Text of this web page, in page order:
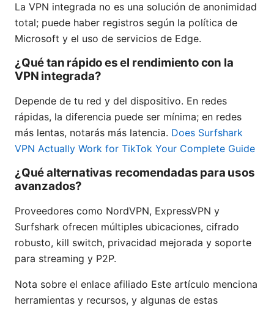
La VPN integrada no es una solución de anonimidad
total; puede haber registros según la política de
Microsoft y el uso de servicios de Edge.
¿Qué tan rápido es el rendimiento con la
VPN integrada?
Depende de tu red y del dispositivo. En redes
rápidas, la diferencia puede ser mínima; en redes
más lentas, notarás más latencia. Does Surfshark
VPN Actually Work for TikTok Your Complete Guide
¿Qué alternativas recomendadas para usos
avanzados?
Proveedores como NordVPN, ExpressVPN y
Surfshark ofrecen múltiples ubicaciones, cifrado
robusto, kill switch, privacidad mejorada y soporte
para streaming y P2P.
Nota sobre el enlace afiliado Este artículo menciona
herramientas y recursos, y algunas de estas